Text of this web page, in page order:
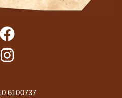
6100737